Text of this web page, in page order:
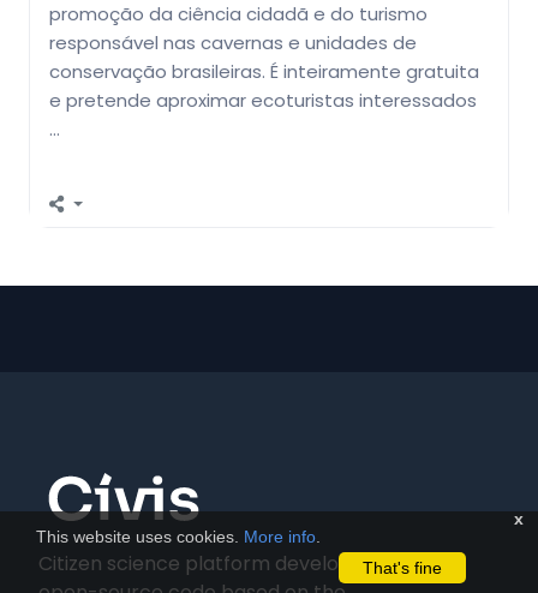
promoção da ciência cidadã e do turismo
responsável nas cavernas e unidades de
conservação brasileiras. É inteiramente gratuita
e pretende aproximar ecoturistas interessados
…
x
This website uses cookies. More info
That's fine
Citizen science platform developed using